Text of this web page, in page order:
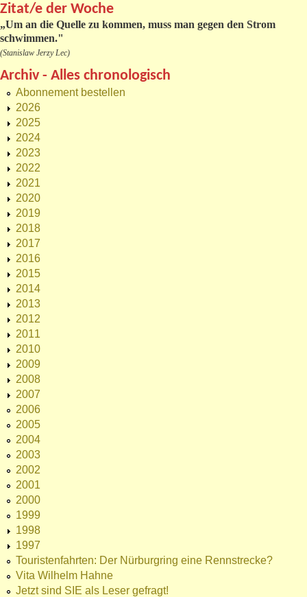
Zitat/e der Woche
„Um an die Quelle zu kommen, muss man gegen den Strom
schwimmen."
(Stanislaw Jerzy Lec)
Archiv - Alles chronologisch
Abonnement bestellen
2026
2025
2024
2023
2022
2021
2020
2019
2018
2017
2016
2015
2014
2013
2012
2011
2010
2009
2008
2007
2006
2005
2004
2003
2002
2001
2000
1999
1998
1997
Touristenfahrten: Der Nürburgring eine Rennstrecke?
Vita Wilhelm Hahne
Jetzt sind SIE als Leser gefragt!